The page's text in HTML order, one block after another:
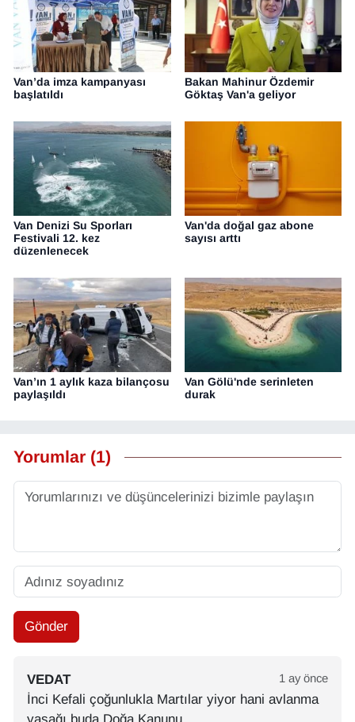
Van’da imza kampanyası
başlatıldı
Bakan Mahinur Özdemir
Göktaş Van'a geliyor
Van Denizi Su Sporları
Festivali 12. kez
düzenlenecek
Van'da doğal gaz abone
sayısı arttı
Van’ın 1 aylık kaza bilançosu
paylaşıldı
Van Gölü'nde serinleten
durak
Yorumlar (1)
Gönder
VEDAT 1 ay önce
İnci Kefali çoğunlukla Martılar yiyor hani avlanma
yasağı buda Doğa Kanunu